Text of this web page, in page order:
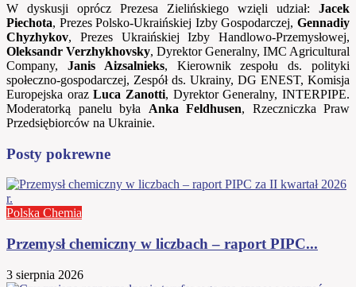
W dyskusji oprócz Prezesa Zielińskiego wzięli udział: Jacek
Piechota, Prezes Polsko-Ukraińskiej Izby Gospodarczej, Gennadiy
Chyzhykov, Prezes Ukraińskiej Izby Handlowo-Przemysłowej,
Oleksandr Verzhykhovsky, Dyrektor Generalny, IMC Agricultural
Company, Janis Aizsalnieks, Kierownik zespołu ds. polityki
społeczno-gospodarczej, Zespół ds. Ukrainy, DG ENEST, Komisja
Europejska orazLuca Zanotti, Dyrektor Generalny, INTERPIPE.
Moderatorką panelu była Anka Feldhusen, Rzeczniczka Praw
Przedsiębiorców na Ukrainie.
Posty pokrewne
Polska Chemia
Przemysł chemiczny w liczbach – raport PIPC...
3 sierpnia 2026